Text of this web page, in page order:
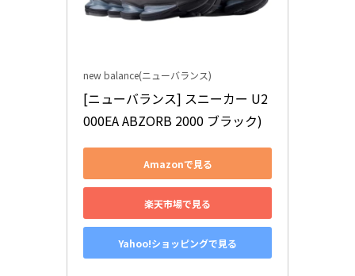
new balance(ニューバランス)
[ニューバランス] スニーカー U2
000EA ABZORB 2000 ブラック)
Amazonで見る
楽天市場で見る
Yahoo!ショッピングで見る